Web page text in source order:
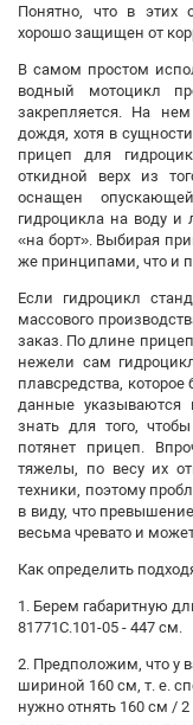
Понятно, что в этих
хорошо защищен от
В самом простом
водный мотоцикл
закрепляется. На
дождя, хотя в
прицеп для
откидной верх из
оснащен
гидроцикла на воду и
«на борт». Выбирая
же принципами, что и
Если гидроцикл
массового
заказ. По длине
нежели сам
плавсредства,
данные
знать для того,
потянет прицеп.
тяжелы, по весу их
техники, поэтому
в виду, что
весьма чревато и
Как определить
1. Берем габаритную
81771С.101-05 - 447 см.
2. Предположим, что у
шириной 160 см, т. е.
нужно отнять 160 см /